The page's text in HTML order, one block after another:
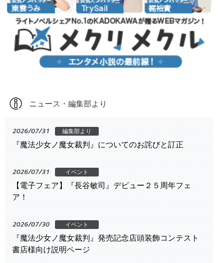
ニュース・編集部より
2026/07/31 編集部より
『魔法少女ノ魔女裁判』についてのお詫びと訂正
2026/07/31 イベント
【電子フェア】『長谷敏司』デビュー２５周年フェ
ア！
2026/07/30 イベント
『魔法少女ノ魔女裁判』発売記念店頭装飾コンテスト
書店様向け説明ページ